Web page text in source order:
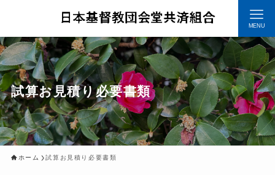
MENU
試算お見積り必要書類
ホーム 試算お見積り必要書類